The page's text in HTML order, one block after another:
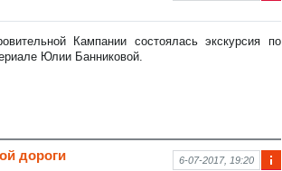
фо
аци
Кампании состоялась экскурсия по
Юлии Банниковой.
6-07-2017, 19:20
дороги